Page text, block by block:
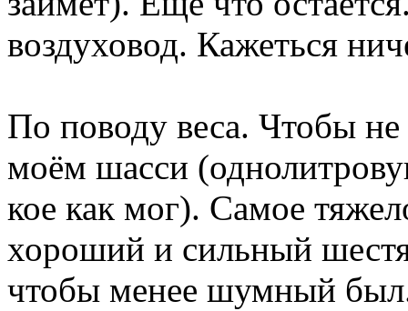
воздуховод. Кажеться
По поводу веса. Чтобы
моём шасси
кое как мог). Самое
хороший и сильный
чтобы менее шумный